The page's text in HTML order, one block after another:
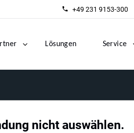
+49 231 9153-300
Lösungen Service
nicht auswählen.